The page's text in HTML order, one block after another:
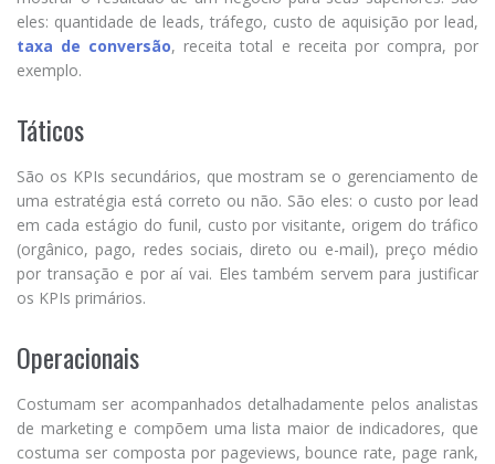
eles: quantidade de leads, tráfego, custo de aquisição por lead,
taxa de conversão, receita total e receita por compra, por
exemplo.
Táticos
São os KPIs secundários, que mostram se o gerenciamento de
uma estratégia está correto ou não. São eles: o custo por lead
em cada estágio do funil, custo por visitante, origem do tráfico
(orgânico, pago, redes sociais, direto ou e-mail), preço médio
por transação e por aí vai. Eles também servem para justificar
os KPIs primários.
Operacionais
Costumam ser acompanhados detalhadamente pelos analistas
de marketing e compõem uma lista maior de indicadores, que
costuma ser composta por pageviews, bounce rate, page rank,